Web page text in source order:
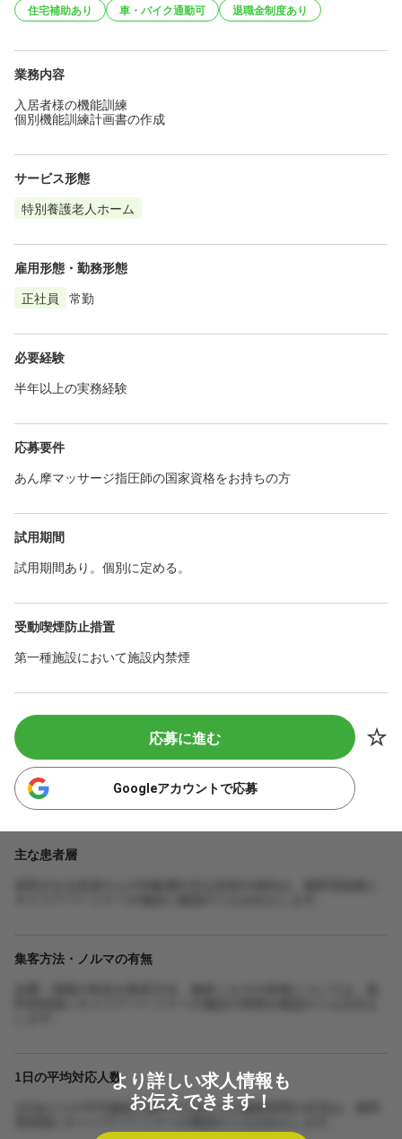
住宅補助あり 車・バイク通勤可 退職金制度あり
業務内容
入居者様の機能訓練
個別機能訓練計画書の作成
サービス形態
特別養護老人ホーム
雇用形態・勤務形態
正社員
常勤
必要経験
半年以上の実務経験
応募要件
あん摩マッサージ指圧師の国家資格をお持ちの方
試用期間
試用期間あり。個別に定める。
受動喫煙防止措置
第一種施設において施設内禁煙
応募に進む
Googleアカウントで応募
主な患者層
集客方法・ノルマの有無
1日の平均対応人数
1日あたりの平均施術人数や1人あたりの施術時間の目安は、無料
より詳しい求人情報も
お伝えできます！